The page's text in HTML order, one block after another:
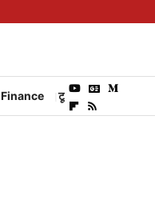
Finance टूरिज्म